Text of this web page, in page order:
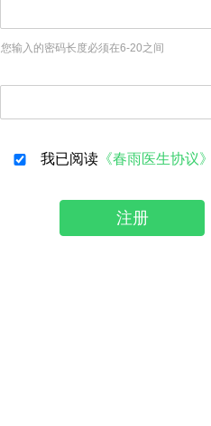
您输入的密码长度必须在6-20之间
我已阅读 《春雨医生协议
注册